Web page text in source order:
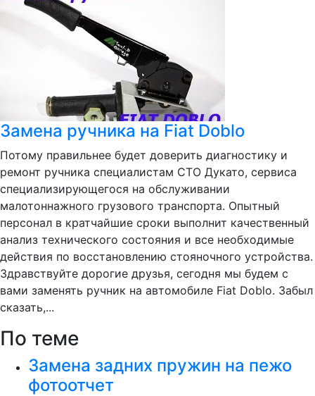
Замена ручника на Fiat Doblo
Потому правильнее будет доверить диагностику и
ремонт ручника специалистам СТО Дукато, сервиса
специализирующегося на обслуживании
малотоннажного грузового транспорта. Опытный
персонал в кратчайшие сроки выполнит качественный
анализ технического состояния и все необходимые
действия по восстановлению стояночного устройства.
Здравствуйте дорогие друзья, сегодня мы будем с
вами заменять ручник на автомобиле Fiat Doblo. Забыл
сказать,...
По теме
Замена задних пружин на пежо
фотоотчет